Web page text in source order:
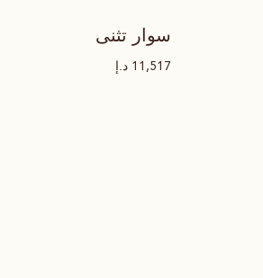
سوار تثنى
11,517 د.إ